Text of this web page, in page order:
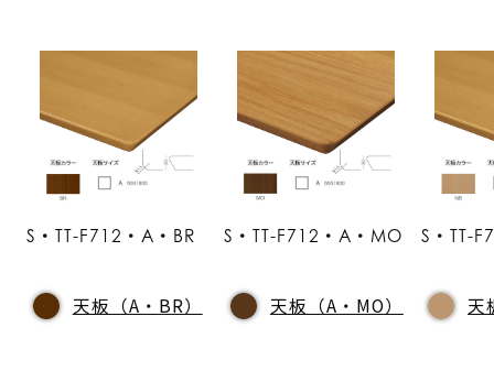
S・TT-F712・A・BR
天板（A・BR）
S・TT-F712・A・MO
天板（A・MO）
S・TT-
天